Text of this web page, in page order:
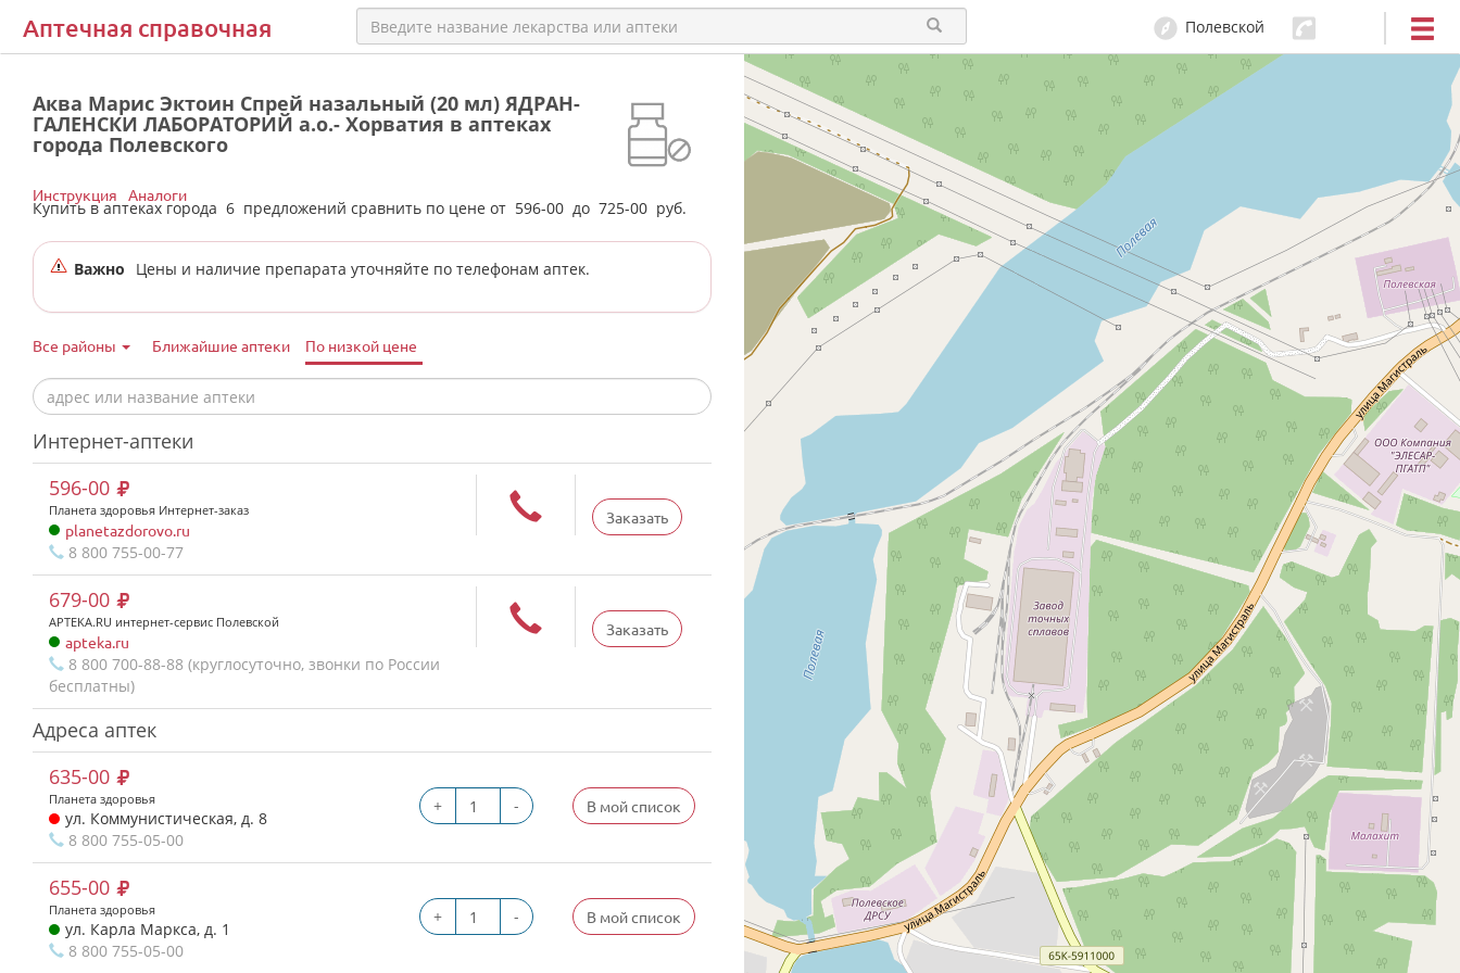
Аптечная справочная Полевской
Аква Марис Эктоин Спрей назальный (20 мл) ЯДРАН-
ГАЛЕНСКИ ЛАБОРАТОРИЙ а.о.- Хорватия в аптеках
города Полевского
Купить в аптеках города 6 предложений сравнить по цене от 596-00 до 725-00 руб.
Инструкция Аналоги
Важно Цены и наличие препарата уточняйте по телефонам аптек.
Все районы Ближайшие аптеки По низкой цене
Интернет-аптеки
Заказать
596-00
Планета здоровья Интернет-заказ
planetazdorovo.ru
8 800 755-00-77
Заказать
679-00
APTEKA.RU интернет-сервис Полевской
apteka.ru
8 800 700-88-88 (круглосуточно, звонки по России
бесплатны)
Адреса аптек
+ - В мой список
635-00
Планета здоровья
ул. Коммунистическая, д. 8
8 800 755-05-00
+ - В мой список
655-00
Планета здоровья
ул. Карла Маркса, д. 1
8 800 755-05-00